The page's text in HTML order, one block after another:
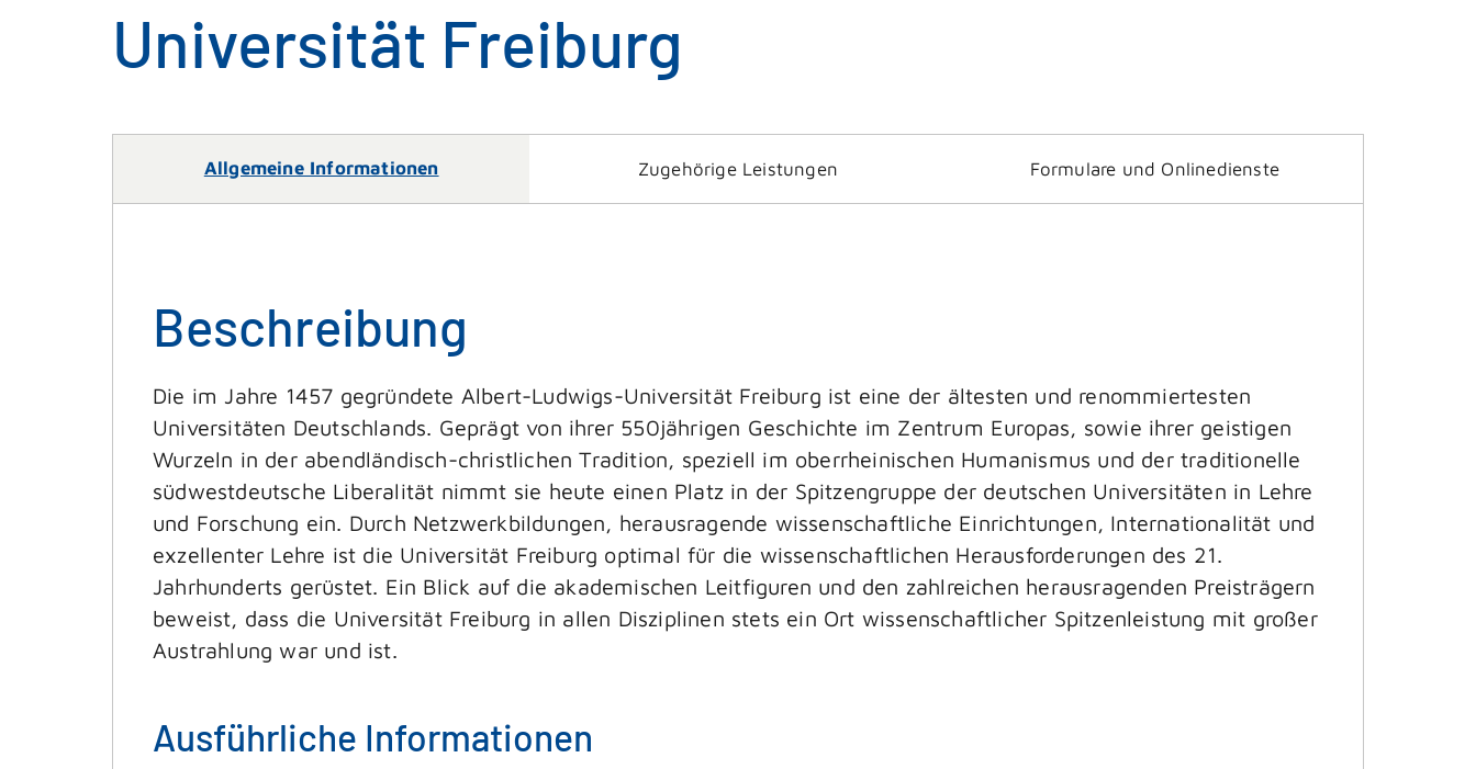
Universität Freiburg
Allgemeine Informationen Zugehörige Leistungen Formulare und Onlinedienste
Beschreibung
Die im Jahre 1457 gegründete Albert-Ludwigs-Universität Freiburg ist eine der ältesten und renommiertesten
Universitäten Deutschlands. Geprägt von ihrer 550jährigen Geschichte im Zentrum Europas, sowie ihrer geistigen
Wurzeln in der abendländisch-christlichen Tradition, speziell im oberrheinischen Humanismus und der traditionelle
südwestdeutsche Liberalität nimmt sie heute einen Platz in der Spitzengruppe der deutschen Universitäten in Lehre
und Forschung ein. Durch Netzwerkbildungen, herausragende wissenschaftliche Einrichtungen, Internationalität und
exzellenter Lehre ist die Universität Freiburg optimal für die wissenschaftlichen Herausforderungen des 21.
Jahrhunderts gerüstet. Ein Blick auf die akademischen Leitfiguren und den zahlreichen herausragenden Preisträgern
beweist, dass die Universität Freiburg in allen Disziplinen stets ein Ort wissenschaftlicher Spitzenleistung mit großer
Austrahlung war und ist.
Ausführliche Informationen